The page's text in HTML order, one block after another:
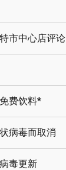
市中心店评论
费饮料*
病毒而取消
毒更新